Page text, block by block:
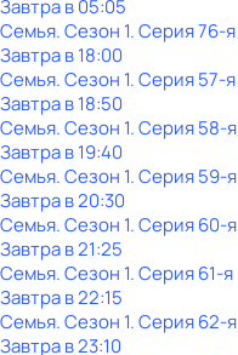
Завтра в 05:05
Семья. Сезон 1. Серия 76-я
Завтра в 18:00
Семья. Сезон 1. Серия 57-я
Завтра в 18:50
Семья. Сезон 1. Серия 58-я
Завтра в 19:40
Семья. Сезон 1. Серия 59-я
Завтра в 20:30
Семья. Сезон 1. Серия 60-я
Завтра в 21:25
Семья. Сезон 1. Серия 61-я
Завтра в 22:15
Семья. Сезон 1. Серия 62-я
Завтра в 23:10